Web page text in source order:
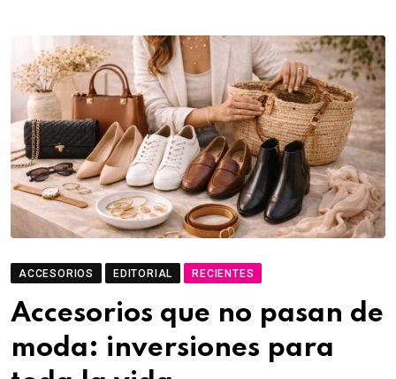
ACCESORIOS EDITORIAL RECIENTES
Accesorios que no pasan de
moda: inversiones para